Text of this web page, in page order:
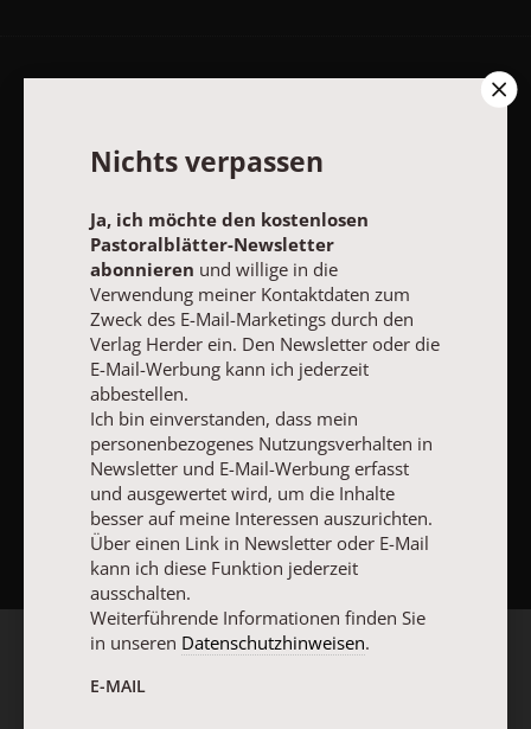
Vertrag widerrufen Abo online kündigen
NACH OBEN
Nichts verpassen
Ja, ich möchte den kostenlosen
Pastoralblätter-Newsletter
abonnieren und willige in die
Verwendung meiner Kontaktdaten zum
Zweck des E-Mail-Marketings durch den
Verlag Herder ein. Den Newsletter oder die
E-Mail-Werbung kann ich jederzeit
abbestellen.
Ich bin einverstanden, dass mein
personenbezogenes Nutzungsverhalten in
Newsletter und E-Mail-Werbung erfasst
und ausgewertet wird, um die Inhalte
besser auf meine Interessen auszurichten.
Über einen Link in Newsletter oder E-Mail
kann ich diese Funktion jederzeit
ausschalten.
Weiterführende Informationen finden Sie
in unseren Datenschutzhinweisen.
E-MAIL